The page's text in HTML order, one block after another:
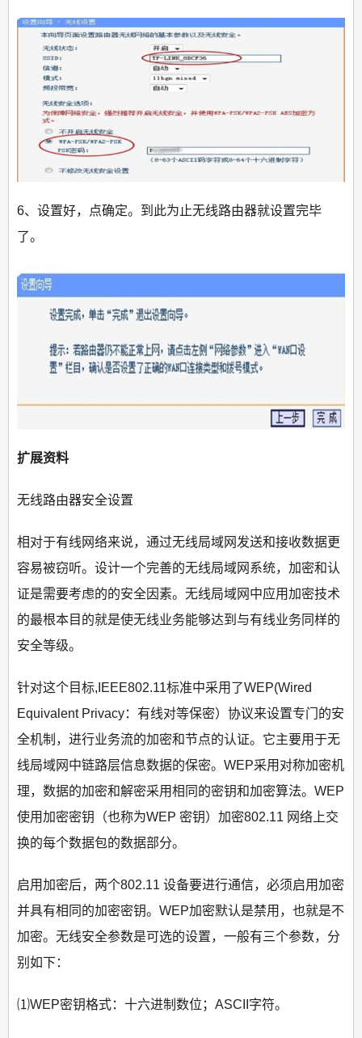
6、设置好，点确定。到此为止无线路由器就设置完毕
了。
扩展资料
无线路由器安全设置
相对于有线网络来说，通过无线局域网发送和接收数据更
容易被窃听。设计一个完善的无线局域网系统，加密和认
证是需要考虑的的安全因素。无线局域网中应用加密技术
的最根本目的就是使无线业务能够达到与有线业务同样的
安全等级。
针对这个目标,IEEE802.11标准中采用了WEP(Wired
Equivalent Privacy：有线对等保密）协议来设置专门的安
全机制，进行业务流的加密和节点的认证。它主要用于无
线局域网中链路层信息数据的保密。WEP采用对称加密机
理，数据的加密和解密采用相同的密钥和加密算法。WEP
使用加密密钥（也称为WEP 密钥）加密802.11 网络上交
换的每个数据包的数据部分。
启用加密后，两个802.11 设备要进行通信，必须启用加密
并具有相同的加密密钥。WEP加密默认是禁用，也就是不
加密。无线安全参数是可选的设置，一般有三个参数，分
别如下：
⑴WEP密钥格式：十六进制数位；ASCII字符。